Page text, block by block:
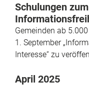
Schulungen zum
Gemeinden ab
1. September
Interesse“ zu
April 2025